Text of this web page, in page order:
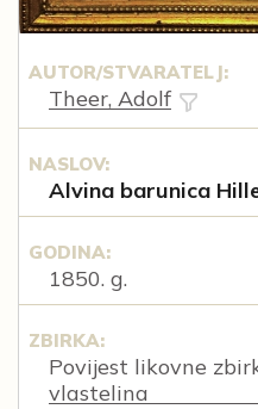
AUTOR/STVARATELJ:
Theer, Adolf
NASLOV:
Alvina barunica
GODINA:
1850. g.
ZBIRKA:
Povijest likovne
vlastelina